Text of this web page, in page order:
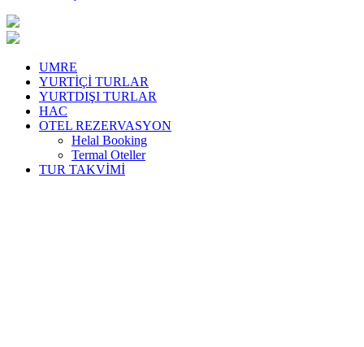
UMRE
YURTİÇİ TURLAR
YURTDIŞI TURLAR
HAC
OTEL REZERVASYON
Helal Booking
Termal Oteller
TUR TAKVİMİ